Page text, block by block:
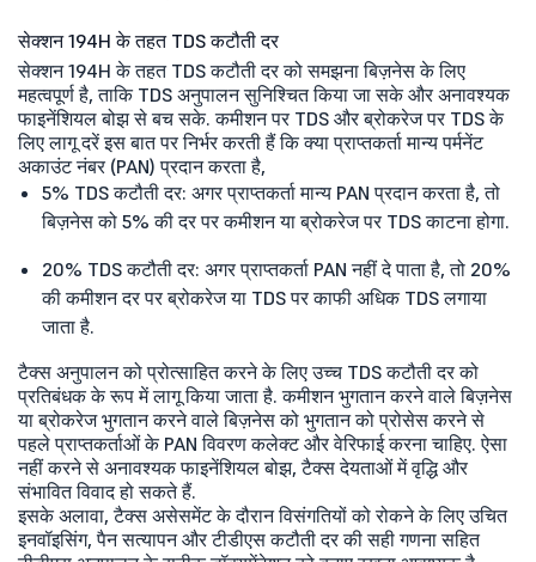
सेक्शन 194H के तहत TDS कटौती दर
सेक्शन 194H के तहत TDS कटौती दर को समझना बिज़नेस के लिए
महत्वपूर्ण है, ताकि TDS अनुपालन सुनिश्चित किया जा सके और अनावश्यक
फाइनेंशियल बोझ से बच सके. कमीशन पर TDS और ब्रोकरेज पर TDS के
लिए लागू दरें इस बात पर निर्भर करती हैं कि क्या प्राप्तकर्ता मान्य पर्मनेंट
अकाउंट नंबर (PAN) प्रदान करता है,
5% TDS कटौती दर: अगर प्राप्तकर्ता मान्य PAN प्रदान करता है, तो
बिज़नेस को 5% की दर पर कमीशन या ब्रोकरेज पर TDS काटना होगा.
20% TDS कटौती दर: अगर प्राप्तकर्ता PAN नहीं दे पाता है, तो 20%
की कमीशन दर पर ब्रोकरेज या TDS पर काफी अधिक TDS लगाया
जाता है.
टैक्स अनुपालन को प्रोत्साहित करने के लिए उच्च TDS कटौती दर को
प्रतिबंधक के रूप में लागू किया जाता है. कमीशन भुगतान करने वाले बिज़नेस
या ब्रोकरेज भुगतान करने वाले बिज़नेस को भुगतान को प्रोसेस करने से
पहले प्राप्तकर्ताओं के PAN विवरण कलेक्ट और वेरिफाई करना चाहिए. ऐसा
नहीं करने से अनावश्यक फाइनेंशियल बोझ, टैक्स देयताओं में वृद्धि और
संभावित विवाद हो सकते हैं.
इसके अलावा, टैक्स असेसमेंट के दौरान विसंगतियों को रोकने के लिए उचित
इनवॉइसिंग, पैन सत्यापन और टीडीएस कटौती दर की सही गणना सहित